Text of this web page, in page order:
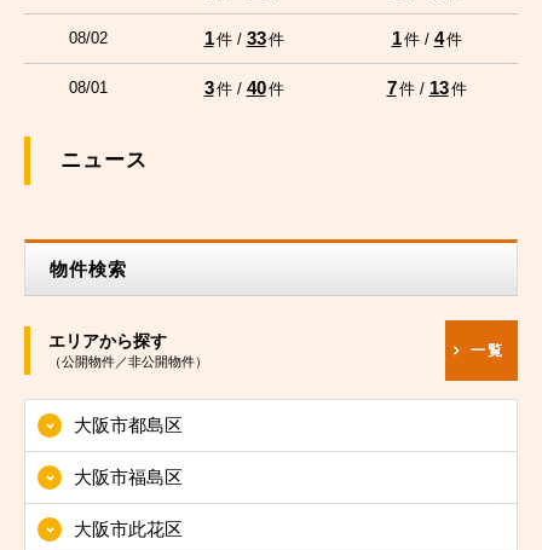
08/02 1件 / 33件 1件 / 4件
08/01 3件 / 40件 7件 / 13件
ニュース
物件検索
エリアから探す
（公開物件／非公開物件）
一覧
大阪市都島区
大阪市福島区
大阪市此花区